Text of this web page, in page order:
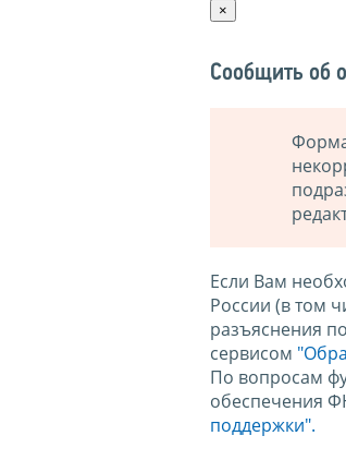
×
Сообщить об
Если Вам
России (в том
разъяснения
сервисом
По вопросам
обеспечения
поддержки".